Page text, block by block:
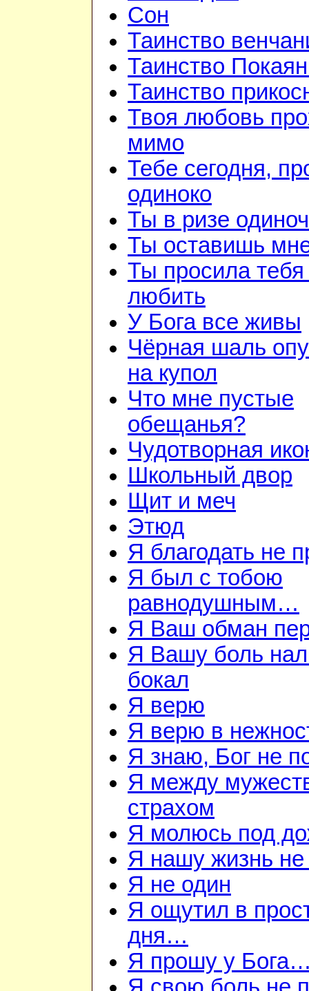
Сон
Таинство
Таинство
Таинство
Твоя любовь
мимо
Тебе сегодня,
одиноко
Ты в ризе
Ты оставишь
Ты просила тебя
любить
У Бога все живы
Чёрная шаль
на купол
Что мне пустые
обещанья?
Чудотворная
Школьный двор
Щит и меч
Этюд
Я благодать не
Я был с тобою
равнодушным…
Я Ваш обман
Я Вашу боль
бокал
Я верю
Я верю в
Я знаю, Бог не
Я между
страхом
Я молюсь под
Я нашу жизнь
Я не один
Я ощутил в
дня…
Я прошу у